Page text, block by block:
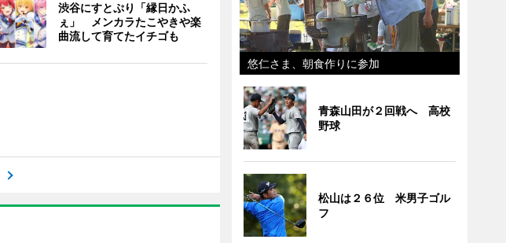
渋谷にすとぷり「縁日かふ
ぇ」 メンカラたこやきや楽
曲流して育てたイチゴも
悠仁さま、朝食作りに参加
青森山田が２回戦へ 高校
野球
松山は２６位 米男子ゴル
フ